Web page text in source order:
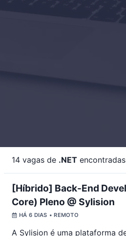
14 vagas de .NET encontradas
[Híbrido] Back-End
Core) Pleno @ Sylision
HÁ 6 DIAS • REMOTO
A Sylision é uma plataforma